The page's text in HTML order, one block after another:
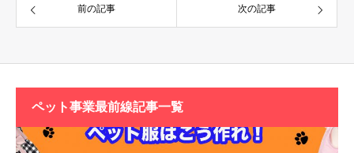
前の記事 次の記事
ペット事業最前線記事一覧